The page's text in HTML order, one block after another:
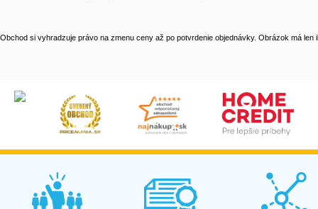
Obchod si vyhradzuje právo na zmenu ceny až po potvrdenie objednávky. Obrázok má len